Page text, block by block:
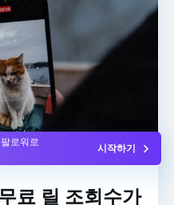
로워로
시작하기
료 릴 조회수가